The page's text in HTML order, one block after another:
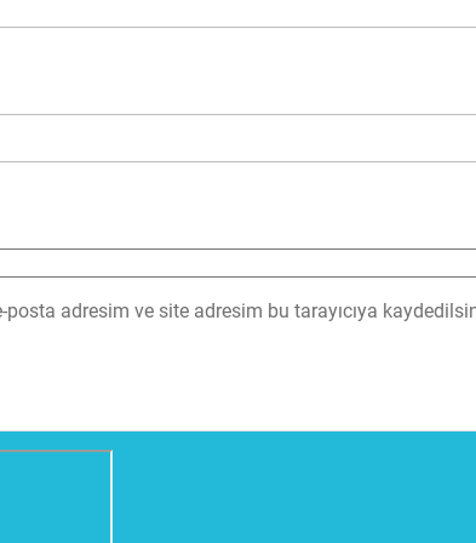
adresim ve site adresim bu tarayıcıya